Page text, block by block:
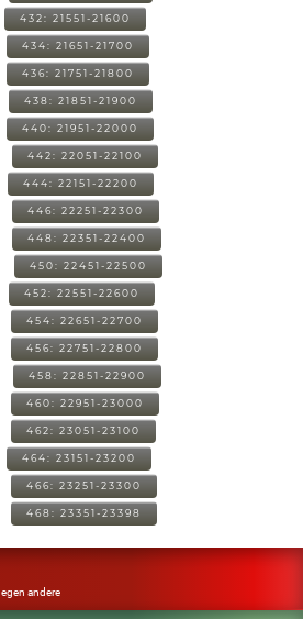
432: 21551-21600
434: 21651-21700
436: 21751-21800
438: 21851-21900
440: 21951-22000
442: 22051-22100
444: 22151-22200
446: 22251-22300
448: 22351-22400
450: 22451-22500
452: 22551-22600
454: 22651-22700
456: 22751-22800
458: 22851-22900
460: 22951-23000
462: 23051-23100
464: 23151-23200
466: 23251-23300
468: 23351-23398
andere